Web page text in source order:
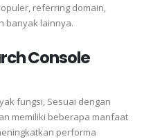
referring domain,
banyak lainnya.
Console
fungsi, Sesuai dengan
memiliki beberapa manfaat
performa